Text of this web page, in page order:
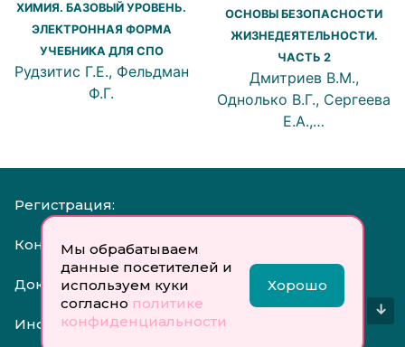
Мы обрабатываем
данные посетителей и
используем куки
согласно политике
конфиденциальности
Хорошо
ХИМИЯ. БАЗОВЫЙ УРОВЕНЬ.
ЭЛЕКТРОННАЯ ФОРМА
УЧЕБНИКА ДЛЯ СПО
Рудзитис Г.Е., Фельдман
Ф.Г.
ОСНОВЫ БЕЗОПАСНОСТИ
ЖИЗНЕДЕЯТЕЛЬНОСТИ.
ЧАСТЬ 2
Дмитриев В.М.,
Однолько В.Г., Сергеева
Е.А.,…
Регистрация:
Контакты:
Документы:
Инфо:
↓